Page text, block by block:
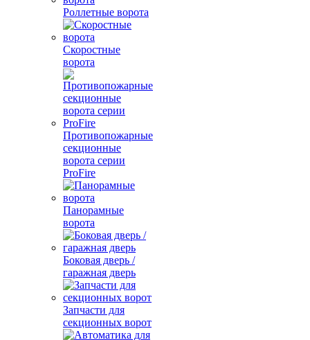
Роллетные ворота
Скоростные
ворота
Противопожарные
секционные
ворота серии
ProFire
Панорамные
ворота
Боковая дверь /
гаражная дверь
Запчасти для
секционных ворот